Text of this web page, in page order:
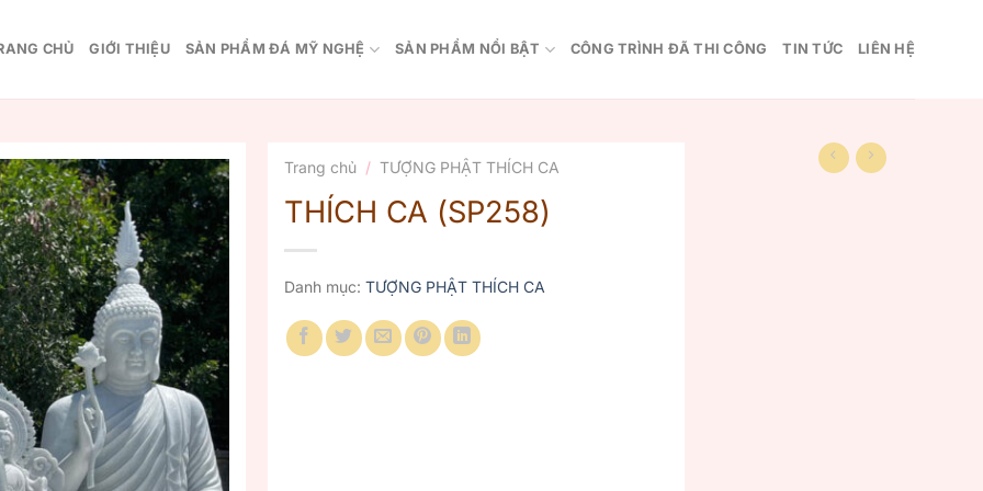
CHỦ GIỚI THIỆU SẢN PHẨM ĐÁ MỸ NGHỆ SẢN PHẨM NỔI BẬT CÔNG TRÌNH ĐÃ THI CÔNG TIN TỨC LIÊN HỆ
Trang chủ / TƯỢNG PHẬT THÍCH CA
THÍCH CA (SP258)
Danh mục: TƯỢNG PHẬT THÍCH CA